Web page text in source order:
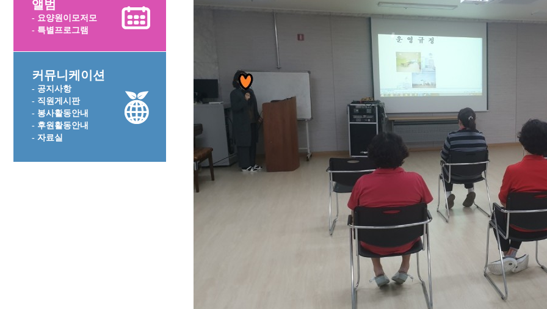
앨범
- 요양원이모저모
- 특별프로그램
커뮤니케이션
- 공지사항
- 직원게시판
- 봉사활동안내
- 후원활동안내
- 자료실